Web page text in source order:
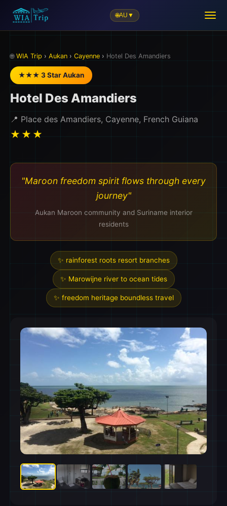
🌐AU ▼
🌐 WIA Trip › Aukan › Cayenne › Hotel Des Amandiers
★★★ 3 Star Aukan
Hotel Des Amandiers
📍 Place des Amandiers, Cayenne, French Guiana
★★★
"Maroon freedom spirit flows through every
journey"
Aukan Maroon community and Suriname interior
residents
✨ rainforest roots resort branches
✨ Marowijne river to ocean tides
✨ freedom heritage boundless travel